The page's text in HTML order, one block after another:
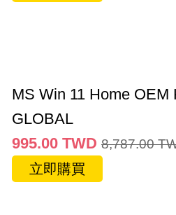
MS Win 11 Home OEM
GLOBAL
995.00 TWD 8,787.00
立即購買